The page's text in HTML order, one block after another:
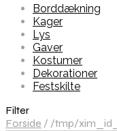
Borddækning
Kager
Lys
Gaver
Kostumer
Dekorationer
Festskilte
Filter
Forside / /tmp/